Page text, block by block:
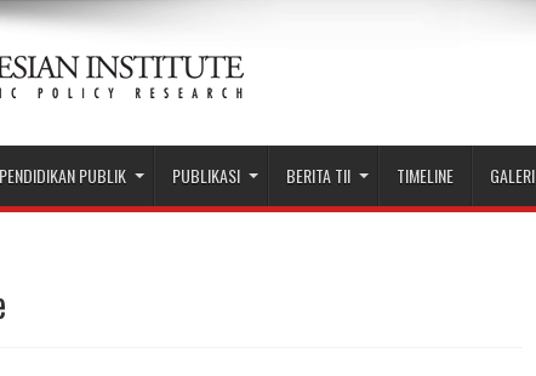
PENDIDIKAN PUBLIK PUBLIKASI BERITA TII TIMELINE GALERI